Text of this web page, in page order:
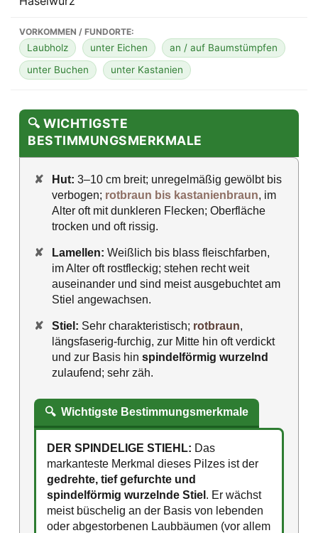
VORKOMMEN / FUNDORTE:
Laubholz unter Eichen
an / auf Baumstümpfen
unter Buchen
unter Kastanien
🔍 WICHTIGSTE
BESTIMMUNGSMERKMALE
✘ Hut: 3–10 cm breit; unregelmäßig gewölbt bis
verbogen; rotbraun bis kastanienbraun, im
Alter oft mit dunkleren Flecken; Oberfläche
trocken und oft rissig.
✘ Lamellen: Weißlich bis blass fleischfarben,
im Alter oft rostfleckig; stehen recht weit
auseinander und sind meist ausgebuchtet am
Stiel angewachsen.
✘ Stiel: Sehr charakteristisch; rotbraun,
längsfaserig-furchig, zur Mitte hin oft verdickt
und zur Basis hin spindelförmig wurzelnd
zulaufend; sehr zäh.
🔍 Wichtigste Bestimmungsmerkmale
DER SPINDELIGE STIEHL: Das
markanteste Merkmal dieses Pilzes ist der
gedrehte, tief gefurchte und
spindelförmig wurzelnde Stiel . Er wächst
meist büschelig an der Basis von lebenden
oder abgestorbenen Laubbäumen (vor allem